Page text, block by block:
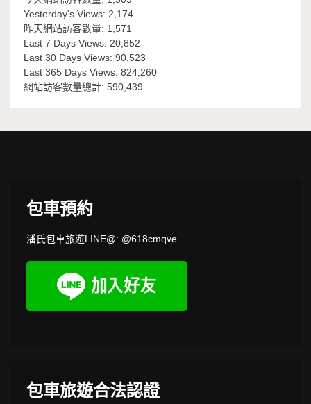
Yesterday's Views: 2,174
昨天網站訪客數量: 1,571
Last 7 Days Views: 20,852
Last 30 Days Views:90,523
Last 365 Days Views:824,260
網站訪客數量總計:590,439
包車預約
潘氏包車旅遊LINE@: @618cmqve
包車旅遊合法認證